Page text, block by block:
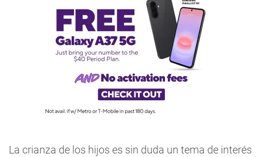
La crianza de los hijos es sin duda un tema de interés